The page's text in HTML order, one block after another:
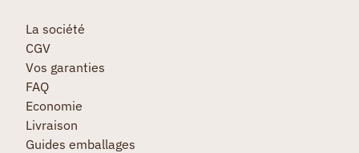
La société
CGV
Vos garanties
FAQ
Economie
Livraison
Guides emballages